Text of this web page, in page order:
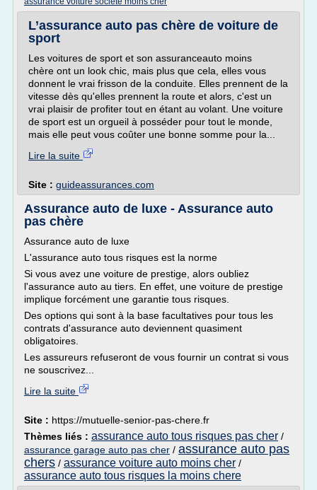
L’assurance auto pas chère de voiture de
sport
Les voitures de sport et son assuranceauto moins
chère ont un look chic, mais plus que cela, elles vous
donnent le vrai frisson de la conduite. Elles prennent de la
vitesse dès qu'elles prennent la route et alors, c'est un
vrai plaisir de profiter tout en étant au volant. Une voiture
de sport est un orgueil à posséder pour tout le monde,
mais elle peut vous coûter une bonne somme pour la...
Lire la suite
Site : guideassurances.com
Assurance auto de luxe - Assurance auto
pas chère
Assurance auto de luxe
L'assurance auto tous risques est la norme
Si vous avez une voiture de prestige, alors oubliez
l'assurance auto au tiers. En effet, une voiture de prestige
implique forcément une garantie tous risques.
Des options qui sont à la base facultatives pour tous les
contrats d'assurance auto deviennent quasiment
obligatoires.
Les assureurs refuseront de vous fournir un contrat si vous
ne souscrivez...
Lire la suite
Site : https://mutuelle-senior-pas-chere.fr
Thèmes liés : assurance auto tous risques pas cher /
assurance garage auto pas cher / assurance auto pas
chers / assurance voiture auto moins cher /
assurance auto tous risques la moins chere